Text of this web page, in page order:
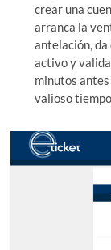
crear una
arranca la
antelación,
activo y
minutos
valioso